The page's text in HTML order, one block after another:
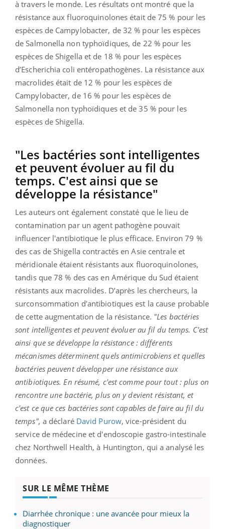
à travers le monde. Les résultats ont montré que la
résistance aux fluoroquinolones était de 75 % pour les
espèces de Campylobacter, de 32 % pour les espèces
de Salmonella non typhoïdiques, de 22 % pour les
espèces de Shigella et de 18 % pour les espèces
d’Escherichia coli entéropathogènes. La résistance aux
macrolides était de 12 % pour les espèces de
Campylobacter, de 16 % pour les espèces de
Salmonella non typhoïdiques et de 35 % pour les
espèces de Shigella.
"Les bactéries sont intelligentes
et peuvent évoluer au fil du
temps. C'est ainsi que se
développe la résistance"
Les auteurs ont également constaté que le lieu de
contamination par un agent pathogène pouvait
influencer l'antibiotique le plus efficace. Environ 79 %
des cas de Shigella contractés en Asie centrale et
méridionale étaient résistants aux fluoroquinolones,
tandis que 78 % des cas en Amérique du Sud étaient
résistants aux macrolides. D’après les chercheurs, la
surconsommation d'antibiotiques est la cause probable
de cette augmentation de la résistance. "Les bactéries
sont intelligentes et peuvent évoluer au fil du temps. C'est
ainsi que se développe la résistance : différents
mécanismes déterminent quels antimicrobiens et quelles
bactéries peuvent développer une résistance aux
antibiotiques. En résumé, c'est comme pour tout : plus on
rencontre une bactérie, plus on y devient résistant, et
c'est ce que ces bactéries sont capables de faire au fil du
temps", a déclaré David Purow, vice-président du
service de médecine et d'endoscopie gastro-intestinale
chez Northwell Health, à Huntington, qui a analysé les
données.
SUR LE MÊME THÈME
Diarrhée chronique : une avancée pour mieux la
diagnostiquer